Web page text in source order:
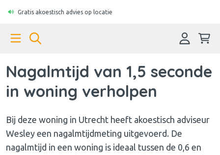
Gratis akoestisch advies op locatie
Nagalmtijd van 1,5 seconde
in woning verholpen
Bij deze woning in Utrecht heeft akoestisch adviseur
Wesley een nagalmtijdmeting uitgevoerd. De
nagalmtijd in een woning is ideaal tussen de 0,6 en